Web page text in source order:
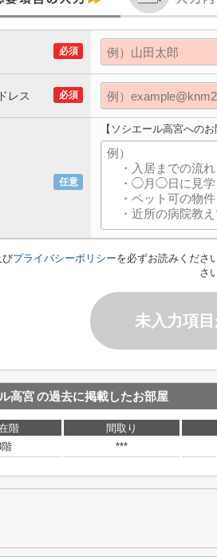
必須
必須
レス
任意
【ソシエール高宮へのお
びプライバシーポリシーを必ずお読みくださ
さ
未入力項
高宮の過去に掲載したお部屋
階 間取り
***